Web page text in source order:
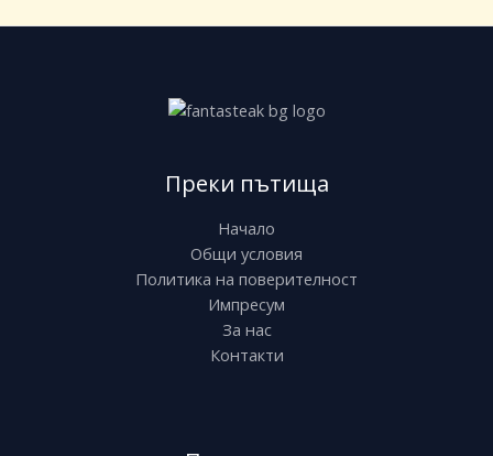
Преки пътища
Начало
Общи условия
Политика на поверителност
Импресум
За нас
Контакти